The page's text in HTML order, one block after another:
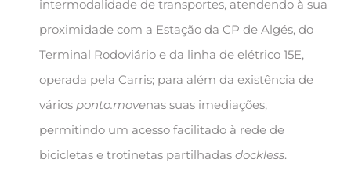
intermodalidade de transportes, atendendo à sua
proximidade com a Estação da CP de Algés, do
Terminal Rodoviário e da linha de elétrico 15E,
operada pela Carris; para além da existência de
vários ponto.movenas suas imediações,
permitindo um acesso facilitado à rede de
bicicletas e trotinetas partilhadas dockless.